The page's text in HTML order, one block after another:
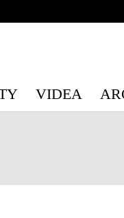
richandroyal.cz/web/
richandroyal.cz/web/
VIDEA